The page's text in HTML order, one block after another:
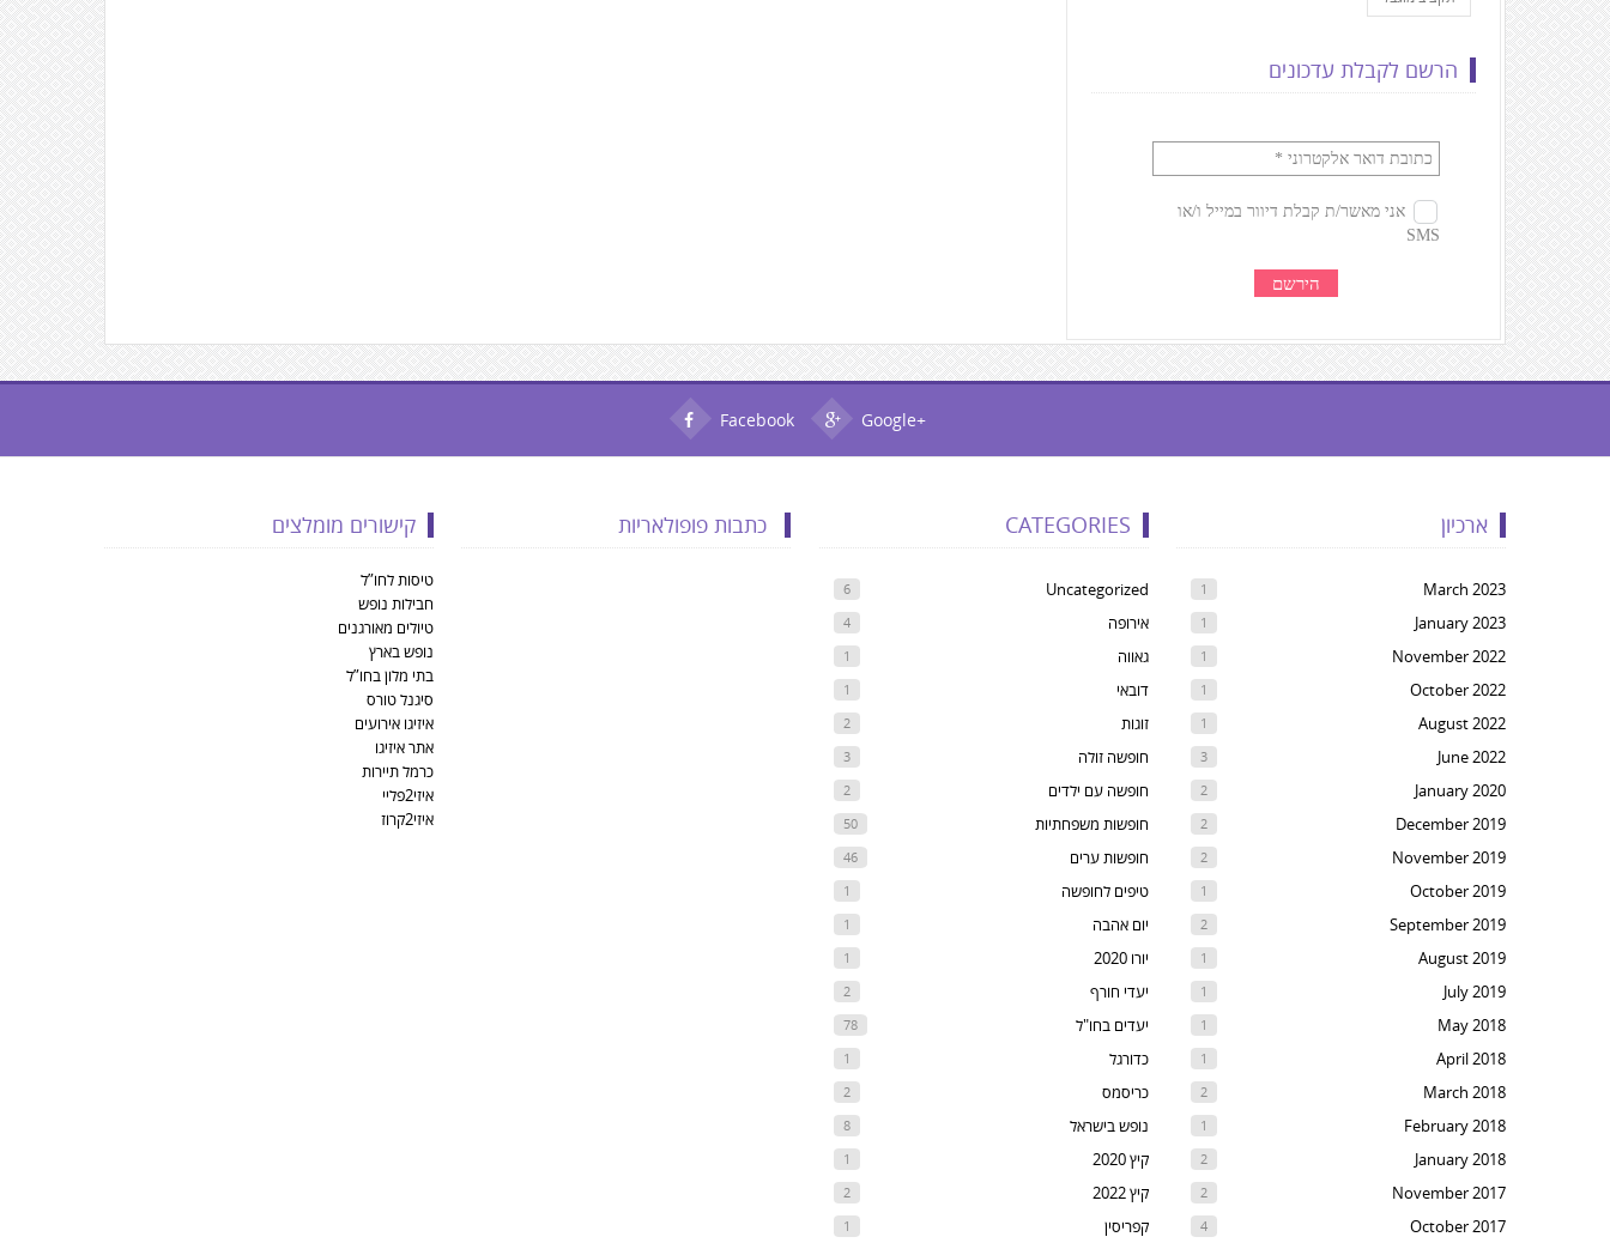
הרשם לקבלת עדכונים
Facebook Google+
קישורים מומלצים
טיסות לחו”ל
חבילות נופש
טיולים מאורגנים
נופש בארץ
בתי מלון בחו”ל
סיגנל טורס
איזיגו אירועים
אתר איזיגו
כרמל תיירות
איזי2פליי
איזי2קרוז
כתבות פופולאריות CATEGORIES
Uncategorized
6
אירופה 4
גאווה 1
דובאי 1
זוגות 2
חופשה זולה 3
חופשה עם ילדים 2
חופשות משפחתיות 50
חופשות ערים 46
טיפים לחופשה 1
יום אהבה 1
יורו 2020 1
יעדי חורף 2
יעדים בחו"ל 78
כדורגל 1
כריסמס 2
נופש בישראל 8
קיץ 2020 1
קיץ 2022 2
קפריסין 1
ארכיון
March 2023
1
January 2023
1
November 2022
1
October 2022
1
August 2022
1
June 2022
3
January 2020
2
December 2019
2
November 2019
2
October 2019
1
September 2019
2
August 2019
1
July 2019
1
May 2018
1
April 2018
1
March 2018
2
February 2018
1
January 2018
2
November 2017
2
October 2017
4